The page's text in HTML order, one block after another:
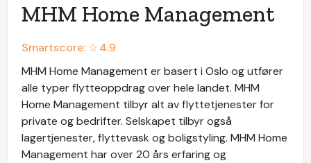
MHM Home Management
Smartscore: ☆4.9
MHM Home Management er basert i Oslo og utfører
alle typer flytteoppdrag over hele landet. MHM
Home Management tilbyr alt av flyttetjenester for
private og bedrifter. Selskapet tilbyr også
lagertjenester, flyttevask og boligstyling. MHM Home
Management har over 20 års erfaring og